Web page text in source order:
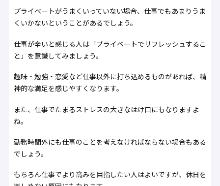
プライベートがうまくいっていない場合、仕事でもあまりうま
くいかないということがあるでしょう。
仕事が辛いと感じる人は「プライベートでリフレッシュするこ
と」を意識してみましょう。
趣味・勉強・恋愛など仕事以外に打ち込めるものがあれば、精
神的な満足を感じやすくなります。
また、仕事でたまるストレスの大きなはけ口にもなりますよ
ね。
勤務時間外にも仕事のことを考えなければならない場合もある
でしょう。
もちろん仕事でより高みを目指したい人はよいですが、休日を